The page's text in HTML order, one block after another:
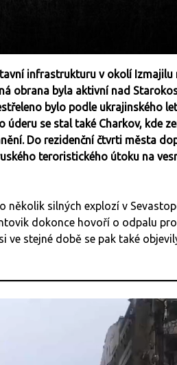
infrastrukturu v okolí Izmajilu
obrana byla aktivní nad
bylo podle ukrajinského
úderu se stal také Charkov, kde
Do rezidenční čtvrti města
teroristického útoku na
několik silných explozí v
dokonce hovoří o odpalu
ve stejné době se pak také